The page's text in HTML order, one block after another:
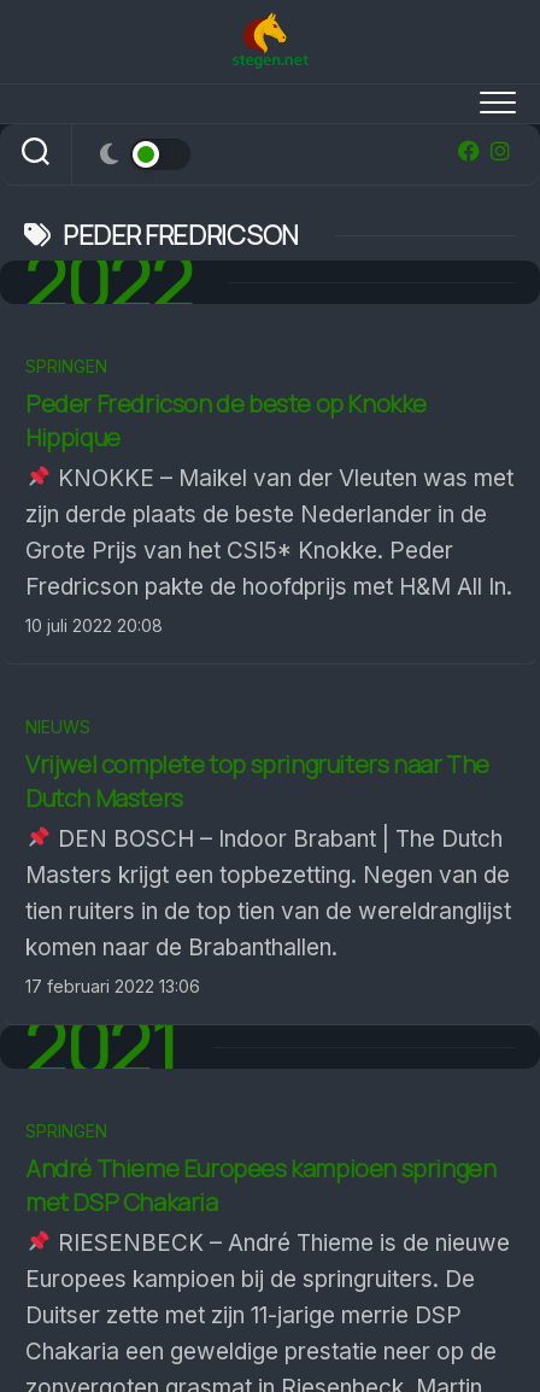
PEDER FREDRICSON
2022
SPRINGEN
Peder Fredricson de beste op Knokke
Hippique
KNOKKE – Maikel van der Vleuten was met
zijn derde plaats de beste Nederlander in de
Grote Prijs van het CSI5* Knokke. Peder
Fredricson pakte de hoofdprijs met H&M All In.
10 juli 2022 20:08
NIEUWS
Vrijwel complete top spring­ruiters naar The
Dutch Masters
DEN BOSCH – Indoor Brabant | The Dutch
Masters krijgt een top­bezetting. Negen van de
tien ruiters in de top tien van de wereld­ranglijst
komen naar de Brabant­hallen.
17 februari 2022 13:06
2021
SPRINGEN
André Thieme Europees kampioen springen
met DSP Chakaria
RIESENBECK – André Thieme is de nieuwe
Europees kampioen bij de springruiters. De
Duitser zette met zijn 11-jarige merrie DSP
Chakaria een geweldige prestatie neer op de